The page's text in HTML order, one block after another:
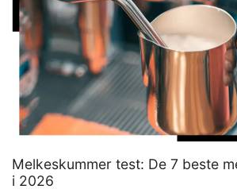
Melkeskummer test: De 7 beste
i 2026